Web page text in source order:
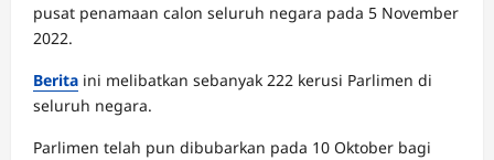
pusat penamaan calon seluruh negara pada 5 November
2022.
Berita ini melibatkan sebanyak 222 kerusi Parlimen di
seluruh negara.
Parlimen telah pun dibubarkan pada 10 Oktober bagi